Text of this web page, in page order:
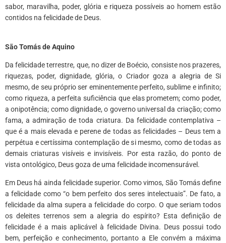
sabor, maravilha, poder, glória e riqueza possíveis ao homem estão
contidos na felicidade de Deus.
São Tomás de Aquino
Da felicidade terrestre, que, no dizer de Boécio, consiste nos prazeres,
riquezas, poder, dignidade, glória, o Criador goza a alegria de Si
mesmo, de seu próprio ser eminentemente perfeito, sublime e infinito;
como riqueza, a perfeita suficiência que elas prometem; como poder,
a onipotência; como dignidade, o governo universal da criação; como
fama, a admiração de toda criatura. Da felicidade contemplativa –
que é a mais elevada e perene de todas as felicidades – Deus tem a
perpétua e certíssima contemplação de si mesmo, como de todas as
demais criaturas visíveis e invisíveis. Por esta razão, do ponto de
vista ontológico, Deus goza de uma felicidade incomensurável.
Em Deus há ainda felicidade superior. Como vimos, São Tomás define
a felicidade como “o bem perfeito dos seres intelectuais”. De fato, a
felicidade da alma supera a felicidade do corpo. O que seriam todos
os deleites terrenos sem a alegria do espírito? Esta definição de
felicidade é a mais aplicável à felicidade Divina. Deus possui todo
bem, perfeição e conhecimento, portanto a Ele convém a máxima